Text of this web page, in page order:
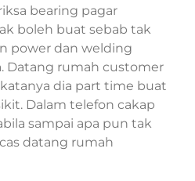
bearing pagar
boleh buat sebab tak
power dan welding
Datang rumah customer
dia part time buat
Dalam telefon cakap
sampai apa pun tak
datang rumah